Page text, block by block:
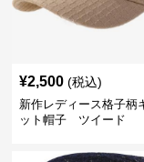
¥2,500 (税込)
新作レディース格子柄
ット帽子 ツイード